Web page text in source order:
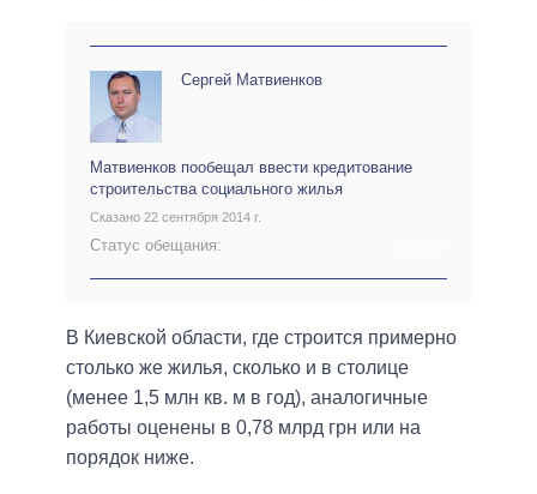
Сергей Матвиенков
Матвиенков пообещал ввести кредитование
строительства социального жилья
Сказано 22 сентября 2014 г.
Статус обещания:
В Киевской области, где строится примерно
столько же жилья, сколько и в столице
(менее 1,5 млн кв. м в год), аналогичные
работы оценены в 0,78 млрд грн или на
порядок ниже.